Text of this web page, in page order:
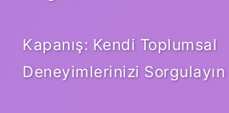
Kapanış: Kendi Toplumsal
Deneyimlerinizi Sorgulayın